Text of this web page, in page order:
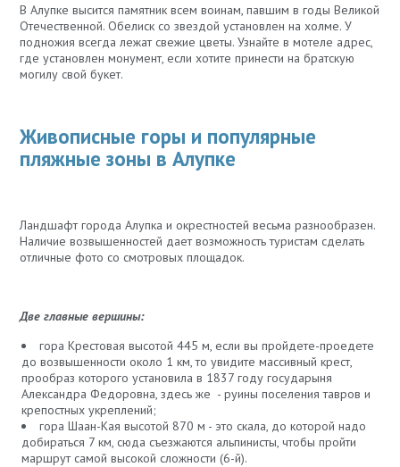
В Алупке высится памятник всем воинам, павшим в годы Великой
Отечественной. Обелиск со звездой установлен на холме. У
подножия всегда лежат свежие цветы. Узнайте в мотеле адрес,
где установлен монумент, если хотите принести на братскую
могилу свой букет.
Живописные горы и популярные
пляжные зоны в Алупке
Ландшафт города Алупка и окрестностей весьма разнообразен.
Наличие возвышенностей дает возможность туристам сделать
отличные фото со смотровых площадок.
Две главные вершины:
гора Крестовая высотой 445 м, если вы пройдете-проедете
до возвышенности около 1 км, то увидите массивный крест,
прообраз которого установила в 1837 году государыня
Александра Федоровна, здесь же - руины поселения тавров и
крепостных укреплений;
гора Шаан-Кая высотой 870 м - это скала, до которой надо
добираться 7 км, сюда съезжаются альпинисты, чтобы пройти
маршрут самой высокой сложности (6-й).